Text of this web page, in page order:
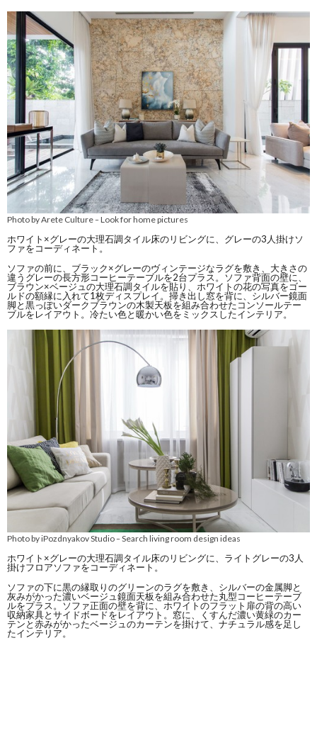
Photo by Arete Culture–Look for home pictures
ホワイト×グレーの大理石調タイル床のリビングに、グレーの3人掛けソ
ファをコーディネート。
ソファの前に、ブラック×グレーのヴィンテージなラグを敷き、大きさの
違うグレーの長方形コーヒーテーブルを2台プラス。ソファ背面の壁に、
ブラウン×ベージュの大理石調タイルを貼り、ホワイトの花の写真をゴー
ルドの額縁に入れて1枚ディスプレイ。掃き出し窓を背に、シルバー鏡面
脚と黒っぽいダークブラウンの木製天板を組み合わせたコンソールテー
ブルをレイアウト。冷たい色と暖かい色をミックスしたインテリア。
Photo by iPozdnyakov Studio–Search living room design ideas
ホワイト×グレーの大理石調タイル床のリビングに、ライトグレーの3人
掛けフロアソファをコーディネート。
ソファの下に黒の縁取りのグリーンのラグを敷き、シルバーの金属脚と
灰みがかった濃いベージュ鏡面天板を組み合わせた丸型コーヒーテーブ
ルをプラス。ソファ正面の壁を背に、ホワイトのフラット扉の背の高い
収納家具とサイドボードをレイアウト。窓に、くすんだ濃い黄緑のカー
テンと赤みがかったベージュのカーテンを掛けて、ナチュラル感を足し
たインテリア。